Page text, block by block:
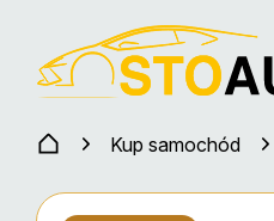
Kup samochód